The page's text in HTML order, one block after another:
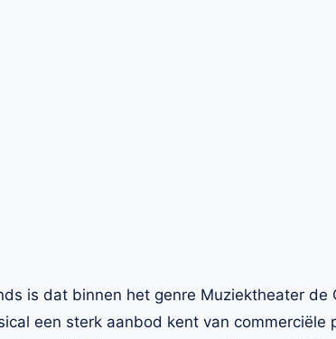
is dat binnen het genre Muziektheater
een sterk aanbod kent van commerciële